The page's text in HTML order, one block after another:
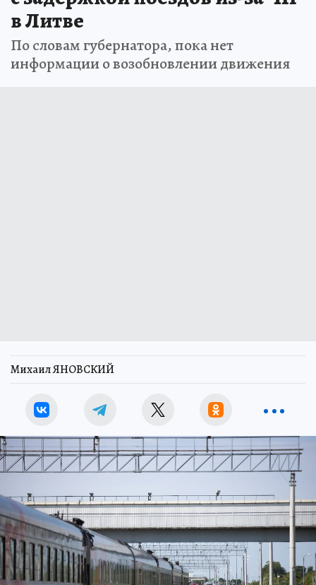
в Литве
По словам губернатора, пока нет
информации о возобновлении движения
Михаил ЯНОВСКИЙ